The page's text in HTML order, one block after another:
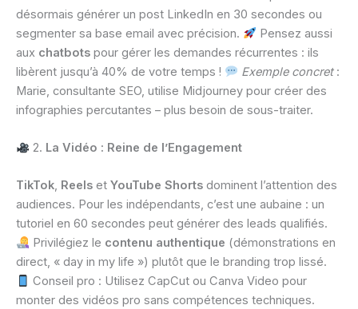
désormais générer un post LinkedIn en 30 secondes ou
segmenter sa base email avec précision.
Pensez aussi
aux chatbots pour gérer les demandes récurrentes : ils
libèrent jusqu’à 40% de votre temps !
Exemple concret:
Marie, consultante SEO, utilise Midjourney pour créer des
infographies percutantes – plus besoin de sous-traiter.
2. La Vidéo : Reine de l’Engagement
TikTok, Reels et YouTube Shorts dominent l’attention des
audiences. Pour les indépendants, c’est une aubaine : un
tutoriel en 60 secondes peut générer des leads qualifiés.
Privilégiez le contenu authentique (démonstrations en
direct, « day in my life ») plutôt que le branding trop lissé.
Conseil pro : Utilisez CapCut ou Canva Video pour
monter des vidéos pro sans compétences techniques.